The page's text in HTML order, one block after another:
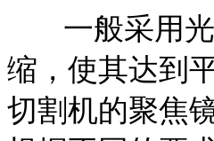
一般采用光
缩，使其达到
切割机的聚焦